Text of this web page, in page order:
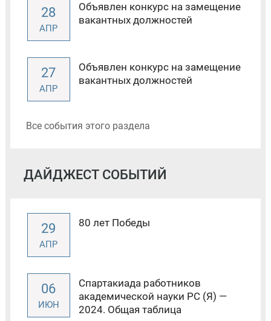
28
АПР
Объявлен конкурс на замещение
вакантных должностей
27
АПР
Объявлен конкурс на замещение
вакантных должностей
Все события этого раздела
ДАЙДЖЕСТ СОБЫТИЙ
29
АПР
80 лет Победы
06
ИЮН
Спартакиада работников
академической науки РС (Я) —
2024. Общая таблица